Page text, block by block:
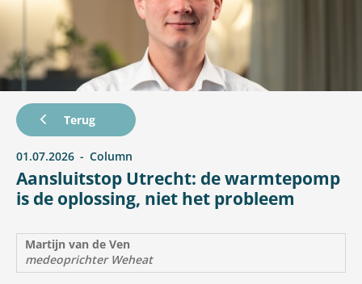
Aansluitstop Utrecht: de warmtepomp
is de oplossing, niet het probleem
Terug
01.07.2026 Column
Martijn van de Ven
medeoprichter Weheat